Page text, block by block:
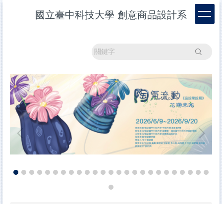
國立臺中科技大學 創意商品設計系
搜尋